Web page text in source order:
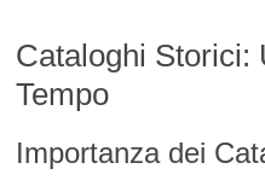
Cataloghi Storici:
Tempo
Importanza dei